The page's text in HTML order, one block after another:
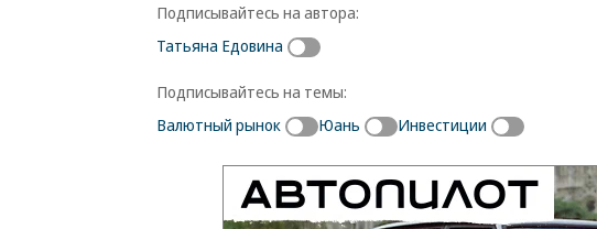
Подписывайтесь на автора:
Татьяна Едовина
Подписывайтесь на темы:
Валютный рынок
Юань Инвестиции